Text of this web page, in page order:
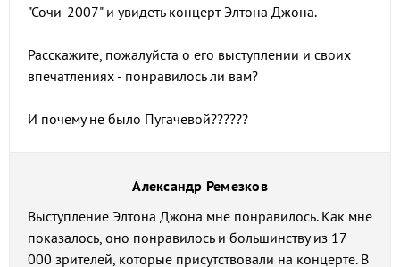
"Сочи-2007" и увидеть концерт Элтона Джона.
Расскажите, пожалуйста о его выступлении и своих
впечатлениях - понравилось ли вам?
И почему не было Пугачевой??????
Александр Ремезков
Выступление Элтона Джона мне понравилось. Как мне
показалось, оно понравилось и большинству из 17
000 зрителей, которые присутствовали на концерте. В